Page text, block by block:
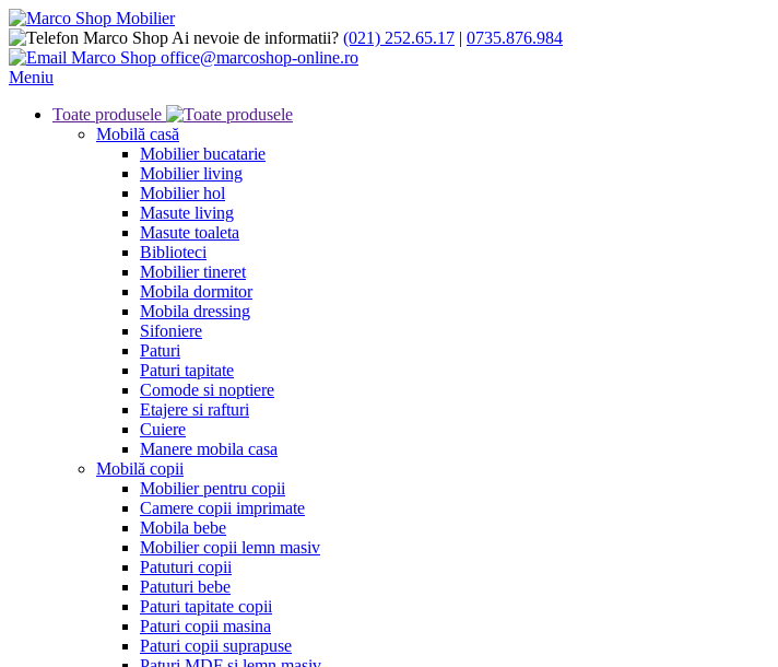
Ai nevoie de informatii? (021) 252.65.17 | 0735.876.984
office@marcoshop-online.ro
Meniu
Toate produsele
Mobilă casă
Mobilier bucatarie
Mobilier living
Mobilier hol
Masute living
Masute toaleta
Biblioteci
Mobilier tineret
Mobila dormitor
Mobila dressing
Sifoniere
Paturi
Paturi tapitate
Comode si noptiere
Etajere si rafturi
Cuiere
Manere mobila casa
Mobilă copii
Mobilier pentru copii
Camere copii imprimate
Mobila bebe
Mobilier copii lemn masiv
Patuturi copii
Patuturi bebe
Paturi tapitate copii
Paturi copii masina
Paturi copii suprapuse